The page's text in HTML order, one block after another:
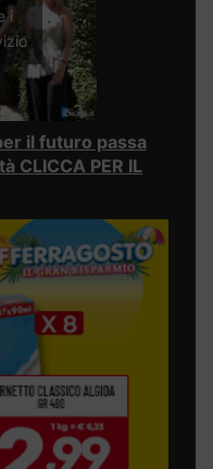
i
il futuro passa
CLICCA PER IL